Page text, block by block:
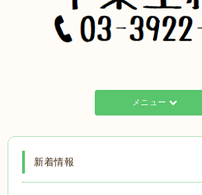
メニュー
新着情報